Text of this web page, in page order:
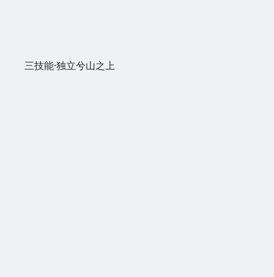
三技能·独立兮山之上